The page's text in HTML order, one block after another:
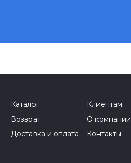
Каталог
Возврат
Доставка и оплата
Клиентам
О компании
Контакты